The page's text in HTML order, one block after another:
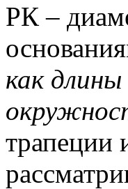
РК –
как
трапеции